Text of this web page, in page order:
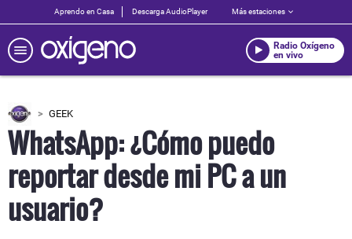
Aprendo en Casa Descarga AudioPlayer Más estaciones
Radio Oxígeno
en vivo
GEEK
WhatsApp: ¿Cómo puedo
reportar desde mi PC a un
usuario?